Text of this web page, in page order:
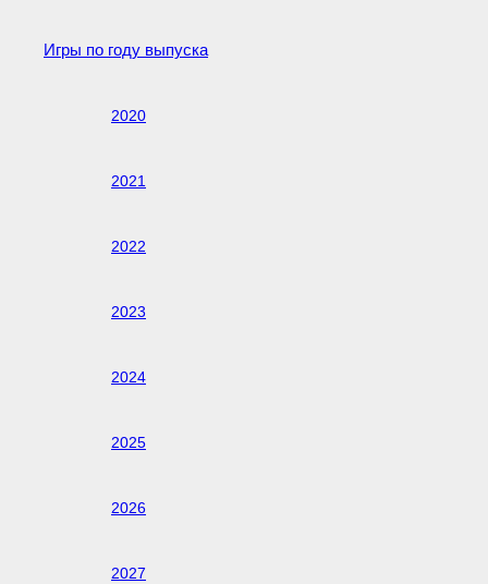
Игры по году выпуска
2020
2021
2022
2023
2024
2025
2026
2027